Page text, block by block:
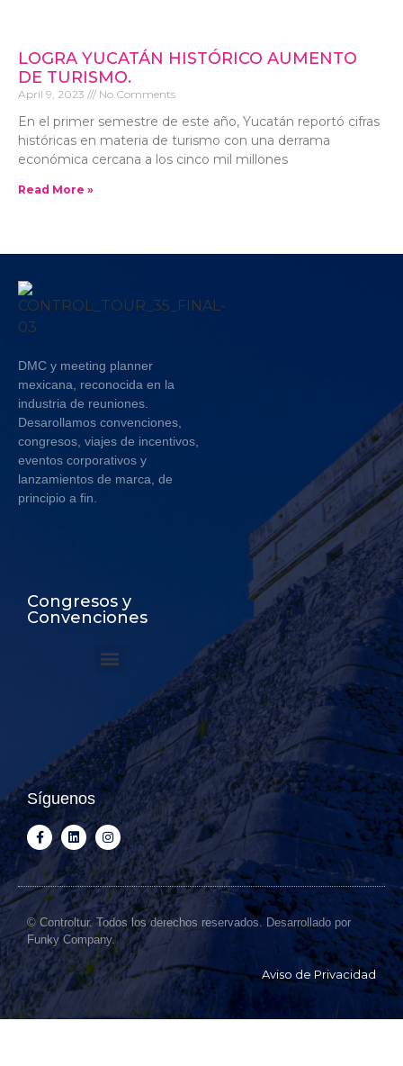
LOGRA YUCATÁN HISTÓRICO AUMENTO
DE TURISMO.
April 9, 2023 No Comments
En el primer semestre de este año, Yucatán reportó cifras
históricas en materia de turismo con una derrama
económica cercana a los cinco mil millones
Read More »
DMC y meeting planner
mexicana, reconocida en la
industria de reuniones.
Desarollamos convenciones,
congresos, viajes de incentivos,
eventos corporativos y
lanzamientos de marca, de
principio a fin.
Congresos y
Convenciones
Síguenos
© Controltur. Todos los derechos reservados. Desarrollado por
Funky Company.
Aviso de Privacidad